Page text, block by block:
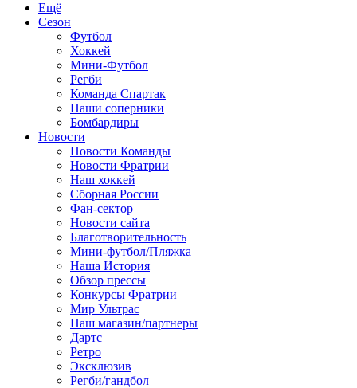
Ещё
Сезон
Футбол
Хоккей
Мини-Футбол
Регби
Команда Спартак
Наши соперники
Бомбардиры
Новости
Новости Команды
Новости Фратрии
Наш хоккей
Сборная России
Фан-cектор
Новости сайта
Благотворительность
Мини-футбол/Пляжка
Наша История
Обзор прессы
Конкурсы Фратрии
Мир Ультрас
Наш магазин/партнеры
Дартс
Ретро
Эксклюзив
Регби/гандбол